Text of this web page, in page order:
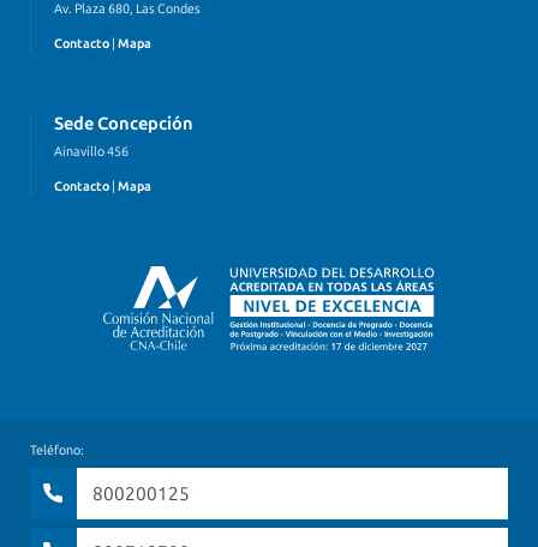
Av. Plaza 680, Las Condes
Contacto Mapa
Sede Concepción
Ainavillo 456
Contacto Mapa
Teléfono:
800200125